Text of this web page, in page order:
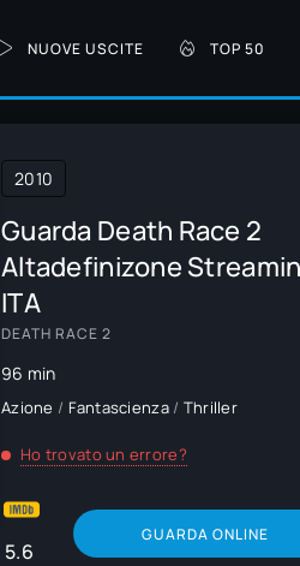
NUOVE USCITE TOP 50
Guarda Death Race 2
Altadefinizone
ITA
DEATH RACE 2
96 min
Azione / Fantascienza/ Thriller
2010
Ho trovato un errore?
5.6
GUARDA ONLINE